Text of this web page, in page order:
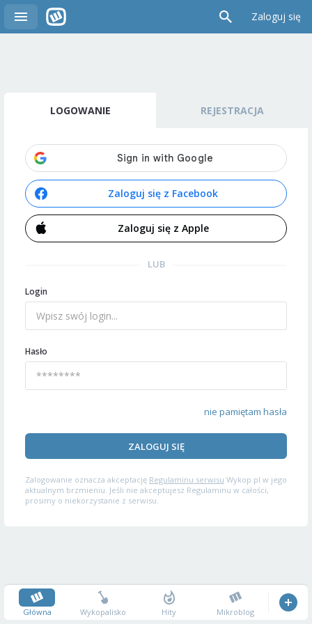
Zaloguj się
LOGOWANIE REJESTRACJA
Zaloguj się z Facebook
Zaloguj się z Apple
LUB
Login
Hasło
nie pamiętam hasła
ZALOGUJ SIĘ
Zalogowanie oznacza akceptację Regulaminu serwisu Wykop.pl w jego
aktualnym brzmieniu. Jeśli nie akceptujesz Regulaminu w całości,
prosimy o niekorzystanie z serwisu.
Główna Wykopalisko Hity Mikroblog